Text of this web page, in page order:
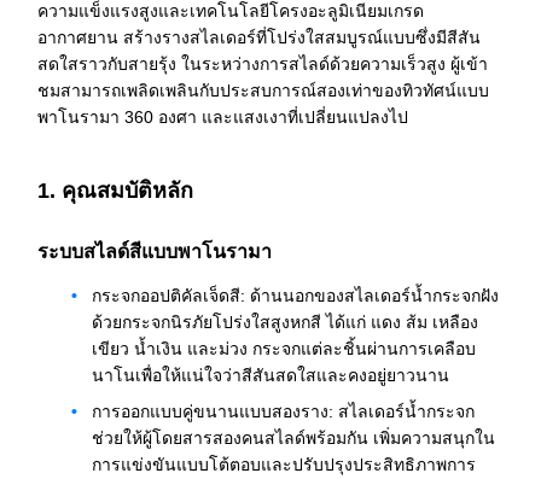
ความแข็งแรงสูงและเทคโนโลยีโครงอะลูมิเนียมเกรด
อากาศยาน สร้างรางสไลเดอร์ที่โปร่งใสสมบูรณ์แบบซึ่งมีสีสัน
สดใสราวกับสายรุ้ง ในระหว่างการสไลด์ด้วยความเร็วสูง ผู้เข้า
ชมสามารถเพลิดเพลินกับประสบการณ์สองเท่าของทิวทัศน์แบบ
พาโนรามา 360 องศา และแสงเงาที่เปลี่ยนแปลงไป
1. คุณสมบัติหลัก
ระบบสไลด์สีแบบพาโนรามา
กระจกออปติคัลเจ็ดสี: ด้านนอกของสไลเดอร์น้ำกระจกฝัง
ด้วยกระจกนิรภัยโปร่งใสสูงหกสี ได้แก่ แดง ส้ม เหลือง
เขียว น้ำเงิน และม่วง กระจกแต่ละชิ้นผ่านการเคลือบ
นาโนเพื่อให้แน่ใจว่าสีสันสดใสและคงอยู่ยาวนาน
การออกแบบคู่ขนานแบบสองราง: สไลเดอร์น้ำกระจก
ช่วยให้ผู้โดยสารสองคนสไลด์พร้อมกัน เพิ่มความสนุกใน
การแข่งขันแบบโต้ตอบและปรับปรุงประสิทธิภาพการ